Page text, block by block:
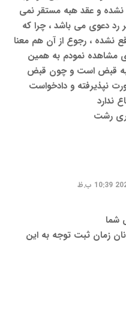
و عقد هبه مستقر نمی
رد دعوی می باشد ، چرا که
نشده ، رجوع از آن هم معنا
ای مشاهده نمودم به همین
قبض است و چون قبض
نپذیرفته و دادخواست
ندارد
رشت
شما
زمان ثبت توجه به این